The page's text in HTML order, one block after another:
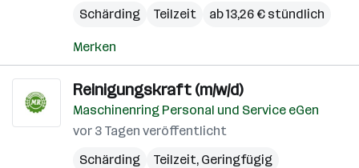
Schärding
Teilzeit ab 13,26 € stündlich
Merken
Reinigungskraft (m/w/d)
Maschinenring Personal und Service eGen
vor 3 Tagen veröffentlicht
Schärding
Teilzeit, Geringfügig